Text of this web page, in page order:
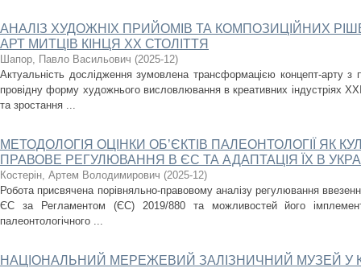
АНАЛІЗ ХУДОЖНІХ ПРИЙОМІВ ТА КОМПОЗИЦІЙНИХ
АРТ МИТЦІВ КІНЦЯ XX СТОЛІТТЯ
Шапор, Павло Васильович (2025-12)
Актуальність дослідження зумовлена трансформацією концепт-арту з
провідну форму художнього висловлювання в креативних індустріях
та зростання ...
МЕТОДОЛОГІЯ ОЦІНКИ ОБ’ЄКТІВ ПАЛЕОНТОЛОГІЇ ЯК
ПРАВОВЕ РЕГУЛЮВАННЯ В ЄС ТА АДАПТАЦІЯ ЇХ В
Костерін, Артем Володимирович (2025-12)
Робота присвячена порівняльно-правовому аналізу регулювання
ЄС за Регламентом (ЄС) 2019/880 та можливостей його
палеонтологічного ...
НАЦІОНАЛЬНИЙ МЕРЕЖЕВИЙ ЗАЛІЗНИЧНИЙ МУЗЕЙ У